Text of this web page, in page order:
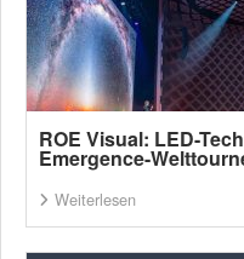
ROE Visual: LED-
Emergence-
Weiterlesen